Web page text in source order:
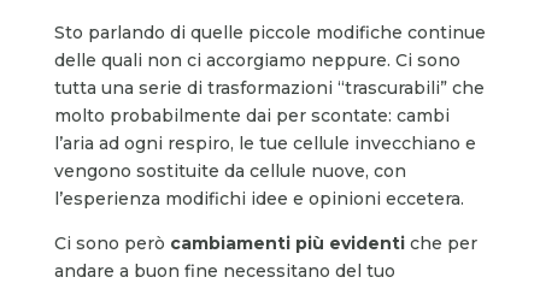
Sto parlando di quelle piccole modifiche continue
delle quali non ci accorgiamo neppure. Ci sono
tutta una serie di trasformazioni “trascurabili” che
molto probabilmente dai per scontate: cambi
l’aria ad ogni respiro, le tue cellule invecchiano e
vengono sostituite da cellule nuove, con
l’esperienza modifichi idee e opinioni eccetera.
Ci sono però cambiamenti più evidentiche per
andare a buon fine necessitano del tuo